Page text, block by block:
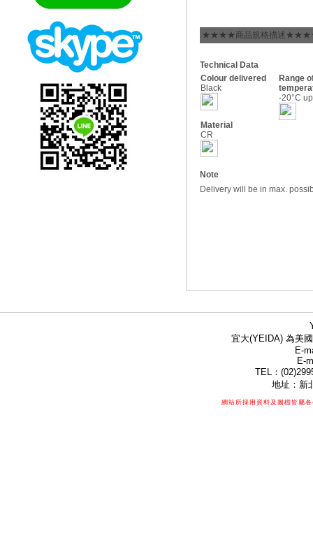
★★★★商品規格描述
Technical Data
Colour delivered
Black
Material
CR
Range
-20°C
Note
Delivery will be in max.
宜大(YEIDA) 為美
E-
E-
TEL：
地址：新
網站所採用資料及圖檔皆屬